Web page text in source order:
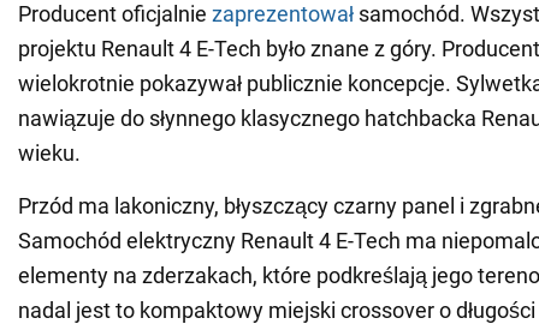
Producent oficjalnie zaprezentował samochód.
projektu Renault 4 E-Tech było znane z góry.
wielokrotnie pokazywał publicznie koncepcje.
nawiązuje do słynnego klasycznego hatchbacka
wieku.
Przód ma lakoniczny, błyszczący czarny panel i
Samochód elektryczny Renault 4 E-Tech ma
elementy na zderzakach, które podkreślają jego
nadal jest to kompaktowy miejski crossover o